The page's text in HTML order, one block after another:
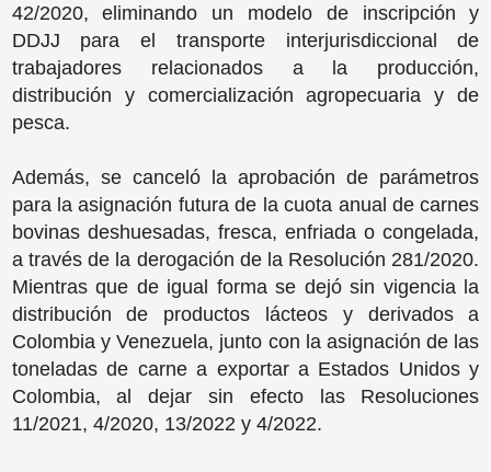
42/2020, eliminando un modelo de inscripción y
DDJJ para el transporte interjurisdiccional de
trabajadores relacionados a la producción,
distribución y comercialización agropecuaria y de
pesca.
Además, se canceló la aprobación de parámetros
para la asignación futura de la cuota anual de carnes
bovinas deshuesadas, fresca, enfriada o congelada,
a través de la derogación de la Resolución 281/2020.
Mientras que de igual forma se dejó sin vigencia la
distribución de productos lácteos y derivados a
Colombia y Venezuela, junto con la asignación de las
toneladas de carne a exportar a Estados Unidos y
Colombia, al dejar sin efecto las Resoluciones
11/2021, 4/2020, 13/2022 y 4/2022.